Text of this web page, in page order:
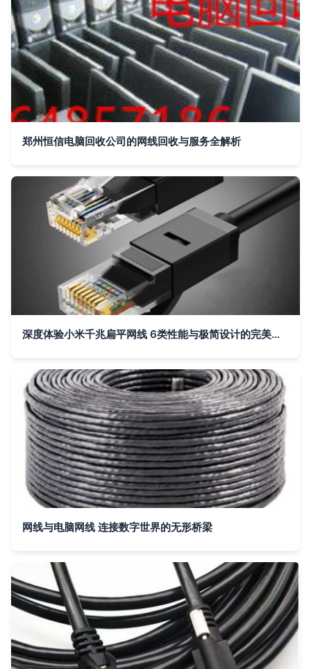
郑州恒信电脑回收公司的网线回收与服务全解析
深度体验小米千兆扁平网线 6类性能与极简设计的完美融合
网线与电脑网线 连接数字世界的无形桥梁